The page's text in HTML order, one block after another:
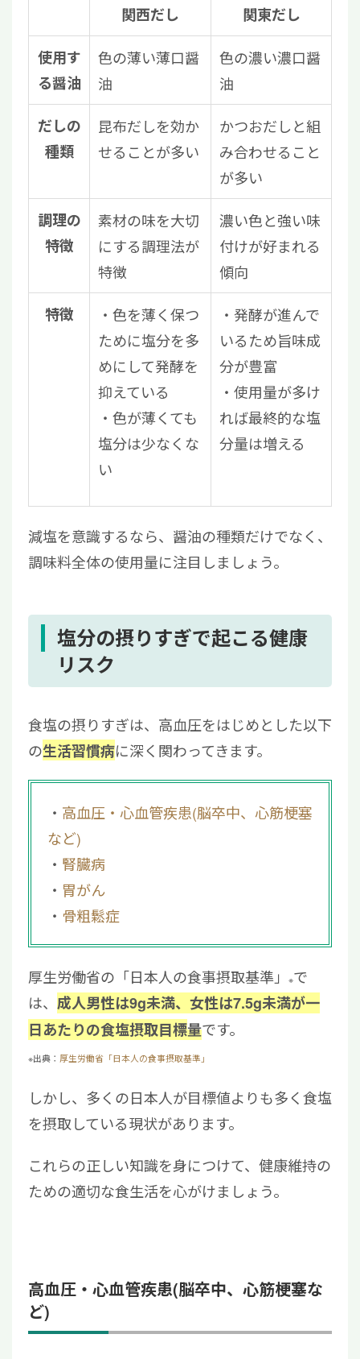
関西だし 関東だし
使用す
る醤油
色の薄い薄口醤
油
色の濃い濃口醤
油
だしの
種類
昆布だしを効か
せることが多い
かつおだしと組
み合わせること
が多い
調理の
特徴
素材の味を大切
にする調理法が
特徴
濃い色と強い味
付けが好まれる
傾向
特徴
色を薄く保つ
ために塩分を多
めにして発酵を
抑えている
色が薄くても
塩分は少なくな
い
発酵が進んで
いるため旨味成
分が豊富
使用量が多け
れば最終的な塩
分量は増える
減塩を意識するなら、醤油の種類だけでなく、
調味料全体の使用量に注目しましょう。
塩分の摂りすぎで起こる健康
リスク
食塩の摂りすぎは、高血圧をはじめとした以下
の生活習慣病に深く関わってきます。
高血圧・心血管疾患(脳卒中、心筋梗塞
など)
腎臓病
胃がん
骨粗鬆症
厚生労働省の「日本人の食事摂取基準」 ※で
は、 成人男性は9g未満、女性は7.5g未満が一
日あたりの食塩摂取目標量です。
※出典： 厚生労働省「日本人の食事摂取基準」
しかし、多くの日本人が目標値よりも多く食塩
を摂取している現状があります。
これらの正しい知識を身につけて、健康維持の
ための適切な食生活を心がけましょう。
高血圧・心血管疾患(脳卒中、心筋梗塞な
ど)